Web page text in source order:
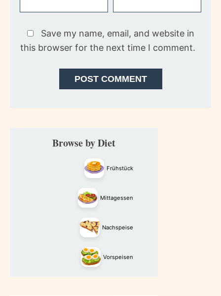
Save my name, email, and website in
this browser for the next time I comment.
Primary
SidebarBrowse by Diet
Frühstück
Mittagessen
Nachspeise
Vorspeisen